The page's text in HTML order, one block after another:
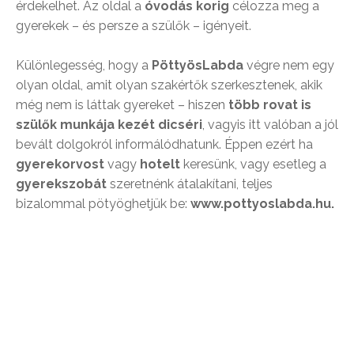
érdekelhet. Az oldal a óvodás korig célozza meg a
gyerekek – és persze a szülők – igényeit.
Különlegesség, hogy a PöttyösLabda végre nem egy
olyan oldal, amit olyan szakértők szerkesztenek, akik
még nem is láttak gyereket – hiszen több rovat is
szülők munkája kezét dicséri, vagyis itt valóban a jól
bevált dolgokról informálódhatunk. Éppen ezért ha
gyerekorvost vagy hotelt keresünk, vagy esetleg a
gyerekszobát szeretnénk átalakítani, teljes
bizalommal pötyöghetjük be: www.pottyoslabda.hu.